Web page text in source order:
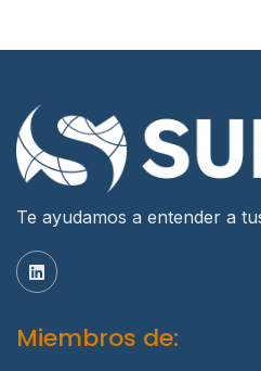
Te ayudamos a entender a
Miembros de: